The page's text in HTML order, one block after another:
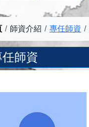
師資介紹 專任師資
師資